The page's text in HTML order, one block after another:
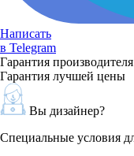
Написать
в Telegram
Гарантия
Гарантия лучшей цены
Вы дизайнер?
Специальные условия